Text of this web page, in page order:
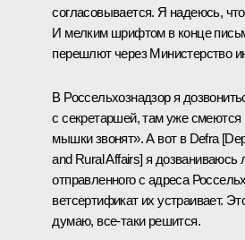
согласовывается. Я надеюсь,
И мелким шрифтом в конце
перешлют через Министерство
В Россельхознадзор я
с секретаршей, там уже смеются
мышки звонят». А вот в Defra
and Rural Affairs] я дозваниваюсь
отправленного с адреса
ветсертификат их устраивает.
думаю, все‑таки решится.